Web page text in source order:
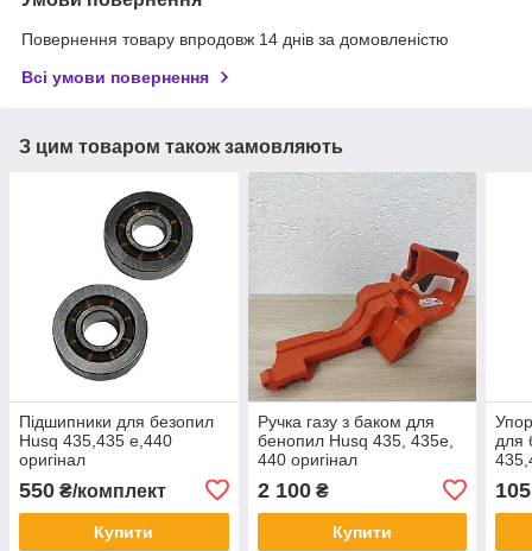
Повернення товару впродовж 14 днів за домовленістю
Всі умови повернення
З цим товаром також замовляють
Підшипники для безопил
Husq 435,435 e,440
оригінал
550 ₴/комплект
Купити
Ручка газу з баком для
бенопил Husq 435, 435e,
440 оригінал
2 100₴
Купити
для
105